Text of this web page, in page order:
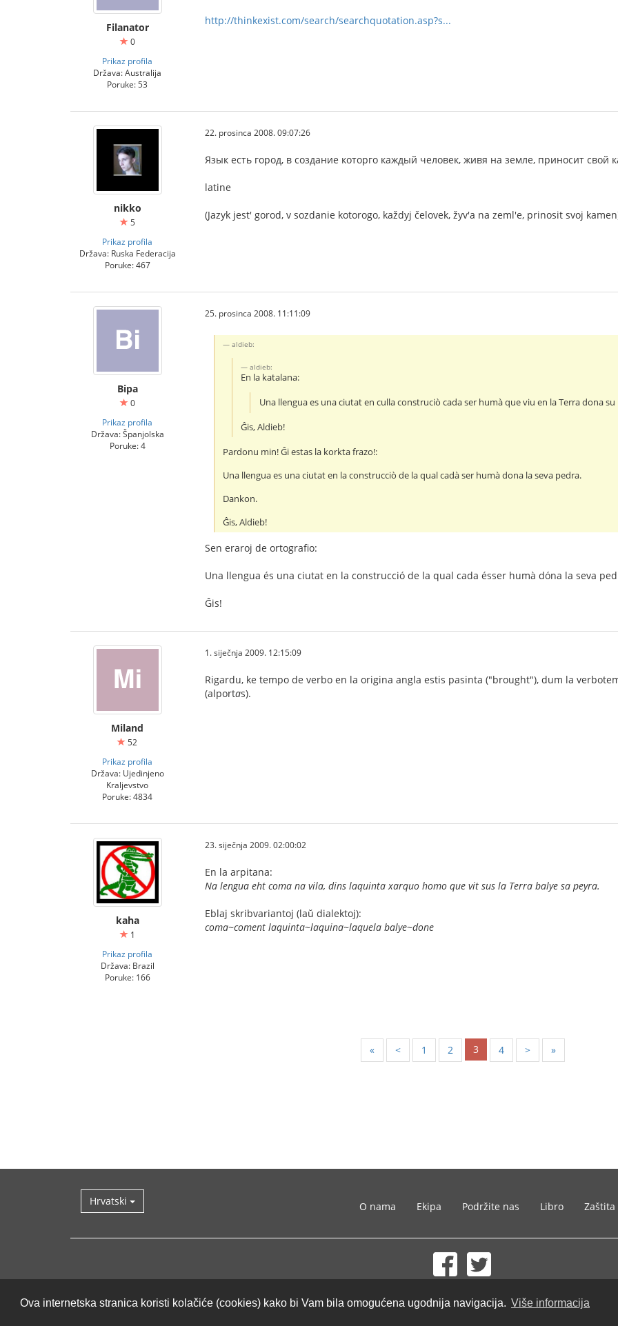
Ova internetska stranica koristi kolačiće (cookies) kako bi Vam bila omogućena ugodnija navigacija. Više informacija
Filanator
0
Prikaz profila
Država: Australija
Poruke: 53
http://thinkexist.com/search/searchquotation.asp?s...
nikko
5
Prikaz profila
Država: Ruska Federacija
Poruke: 467
22. prosinca 2008. 09:07:26
Язык есть город, в создание которго каждый человек, живя на земле, приносит свой
latine
(Jazyk jest' gorod, v sozdanie kotorogo, každyj čelovek, žyv'a na zeml'e, prinosit svoj
Bipa
0
Prikaz profila
Država: Španjolska
Poruke: 4
25. prosinca 2008. 11:11:09
aldieb:
aldieb:
En la katalana:
Una llengua es una ciutat en culla construciò cada ser humà que viu en la Terra dona su
Ĝis, Aldieb!
Pardonu min! Ĝi estas la korkta frazo!:
Una llengua es una ciutat en la construcciò de la qual cadà ser humà dona la seva pedra.
Dankon.
Ĝis, Aldieb!
Sen eraroj de ortografio:
Una llengua és una ciutat en la construcció de la qual cada ésser humà dóna la seva
Ĝis!
Miland
52
Prikaz profila
Država: Ujedinjeno
Kraljevstvo
Poruke: 4834
1. siječnja 2009. 12:15:09
Rigardu, ke tempo de verbo en la origina angla estis pasinta ("brought"), dum la
(alportas).
kaha
1
Prikaz profila
Država: Brazil
Poruke: 166
23. siječnja 2009. 02:00:02
En la arpitana:
Na lengua eht coma na vila, dins laquinta xarquo homo que vit sus la Terra balye sa peyra.
Eblaj skribvariantoj (laŭ dialektoj):
coma~coment laquinta~laquina~laquela balye~done
« < 1 2 3 4 > »
Hrvatski O nama Ekipa Podržite nas Libro Zaštita